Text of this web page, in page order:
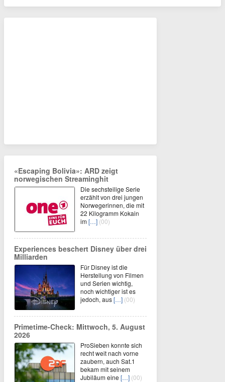
«Escaping Bolivia»: ARD zeigt
norwegischen Streaminghit
Die sechsteilige Serie
erzählt von drei jungen
Norwegerinnen, die mit
22 Kilogramm Kokain
im[…] (00)
Experiences beschert Disney über drei
Milliarden
Für Disney ist die
Herstellung von Filmen
und Serien wichtig,
noch wichtiger ist es
jedoch, aus[…] (00)
Primetime-Check: Mittwoch, 5. August
2026
ProSieben konnte sich
recht weit nach vorne
zaubern, auch Sat.1
bekam mit seinem
Jubiläum eine […] (00)